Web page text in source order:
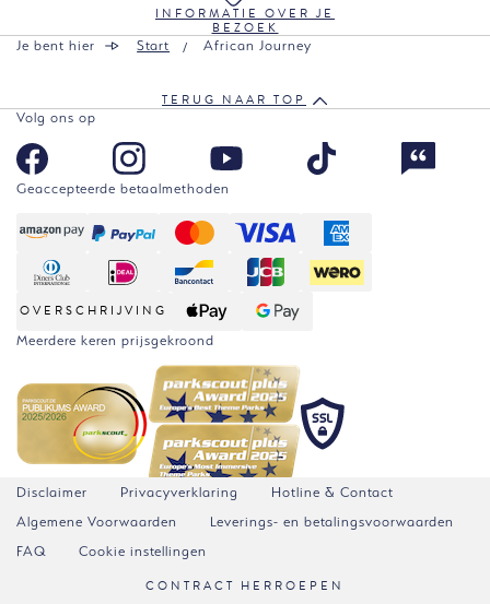
INFORMATIE OVER JE
BEZOEK
Je bent hier Start African Journey
TERUG NAAR TOP
Volg ons op
Geaccepteerde betaalmethoden
OVERSCHRIJVING
Meerdere keren prijsgekroond
Disclaimer Privacyverklaring
Hotline & Contact
Algemene Voorwaarden
Leverings- en betalingsvoorwaarden
FAQ
Cookie instellingen
CONTRACT HERROEPEN